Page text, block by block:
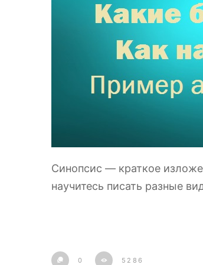
Синопсис — краткое
научитесь писать разные
0 5286